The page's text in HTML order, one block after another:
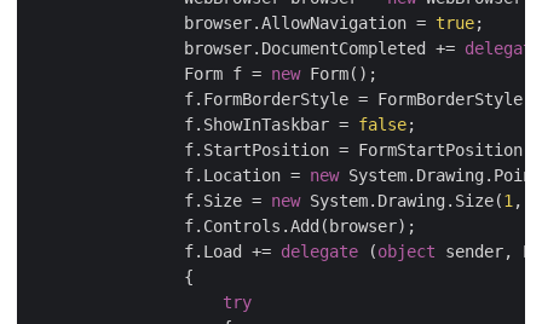
                browser.AllowNavigation =
true;
                browser.DocumentCompleted +=
delegate
                Form f =
new Form();
f.FormBorderStyle =
                f.ShowInTaskbar =
false;
f.StartPosition =
                f.Location =
new
                f.Size =
new System.Drawing.Size(1 ,
                f.Controls.Add(browser);
                f.Load +=
delegate (object sender,
                {
try